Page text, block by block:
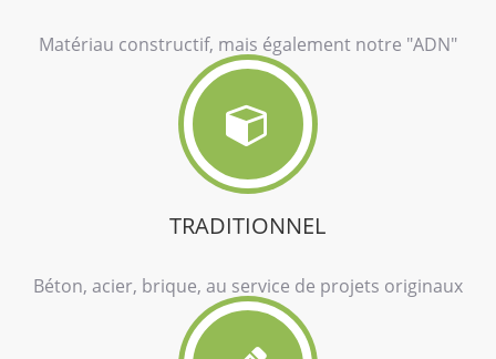
Matériau constructif, mais également notre "ADN"
TRADITIONNEL
Béton, acier, brique, au service de projets originaux